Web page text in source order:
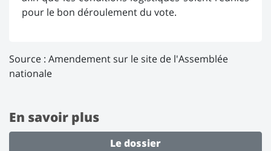
pour le bon déroulement du vote.
Source : Amendement sur le site de l'Assemblée
nationale
En savoir plus
Le dossier